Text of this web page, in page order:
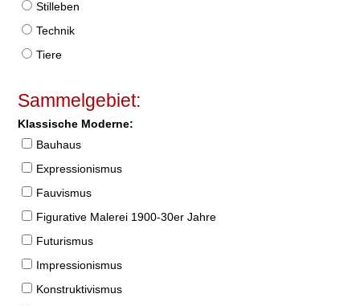
Stilleben
Technik
Tiere
Sammelgebiet:
Klassische Moderne:
Bauhaus
Expressionismus
Fauvismus
Figurative Malerei 1900-30er Jahre
Futurismus
Impressionismus
Konstruktivismus